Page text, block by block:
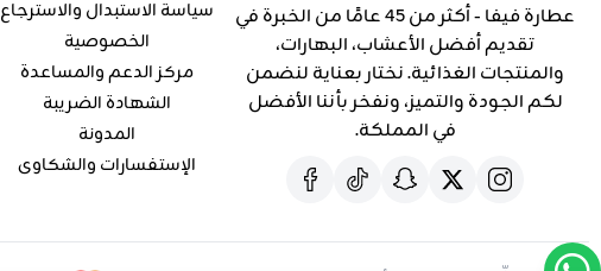
عطارة فيفا - أكثر من 45 عامًا من الخبرة في
تقديم أفضل الأعشاب، البهارات،
والمنتجات الغذائية. نختار بعناية لنضمن
لكم الجودة والتميز، ونفخر بأننا الأفضل
في المملكة.
سياسة الاستبدال والاسترجاع
الخصوصية
مركز الدعم والمساعدة
الشهادة الضريبة
المدونة
الإستفسارات والشكاوي